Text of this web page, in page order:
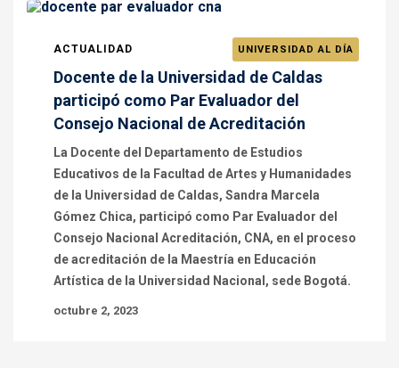
ACTUALIDAD UNIVERSIDAD AL DÍA
Docente de la Universidad de Caldas
participó como Par Evaluador del
Consejo Nacional de Acreditación
La Docente del Departamento de Estudios
Educativos de la Facultad de Artes y Humanidades
de la Universidad de Caldas, Sandra Marcela
Gómez Chica, participó como Par Evaluador del
Consejo Nacional Acreditación, CNA, en el proceso
de acreditación de la Maestría en Educación
Artística de la Universidad Nacional, sede Bogotá.
octubre 2, 2023